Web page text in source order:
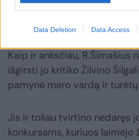
Data Deletion Data Access
ne tik savo, bet ir visos
reitingus, jam nė motais.
Kaip ir anksčiau, R.Šimašius
išgirsti jo kritiko Žilvino
pamynė mero vardą ir
Jis ir toliau tvirtino nedaręs
konkursams, kuriuos laimėjo